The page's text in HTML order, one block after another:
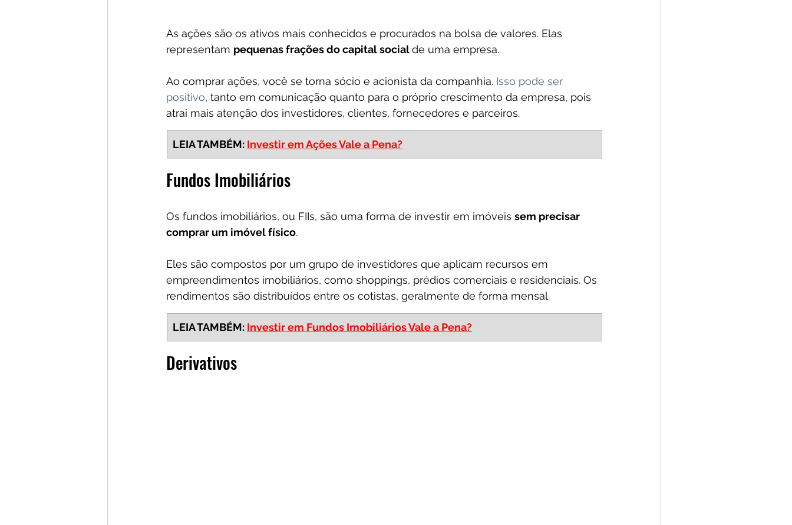
As ações são os ativos mais conhecidos e procurados na bolsa de valores. Elas
representam pequenas frações do capital social de uma empresa.
Ao comprar ações, você se torna sócio e acionista da companhia. Isso pode ser
positivo, tanto em comunicação quanto para o próprio crescimento da empresa, pois
atrai mais atenção dos investidores, clientes, fornecedores e parceiros.
LEIA TAMBÉM: Investir em Ações Vale a Pena?
Fundos Imobiliários
Os fundos imobiliários, ou FIIs, são uma forma de investir em imóveis sem precisar
comprar um imóvel físico.
Eles são compostos por um grupo de investidores que aplicam recursos em
empreendimentos imobiliários, como shoppings, prédios comerciais e residenciais. Os
rendimentos são distribuídos entre os cotistas, geralmente de forma mensal.
LEIA TAMBÉM: Investir em Fundos Imobiliários Vale a Pena?
Derivativos